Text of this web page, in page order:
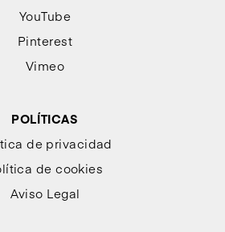
YouTube
Pinterest
Vimeo
POLÍTICAS
de privacidad
de cookies
Aviso Legal